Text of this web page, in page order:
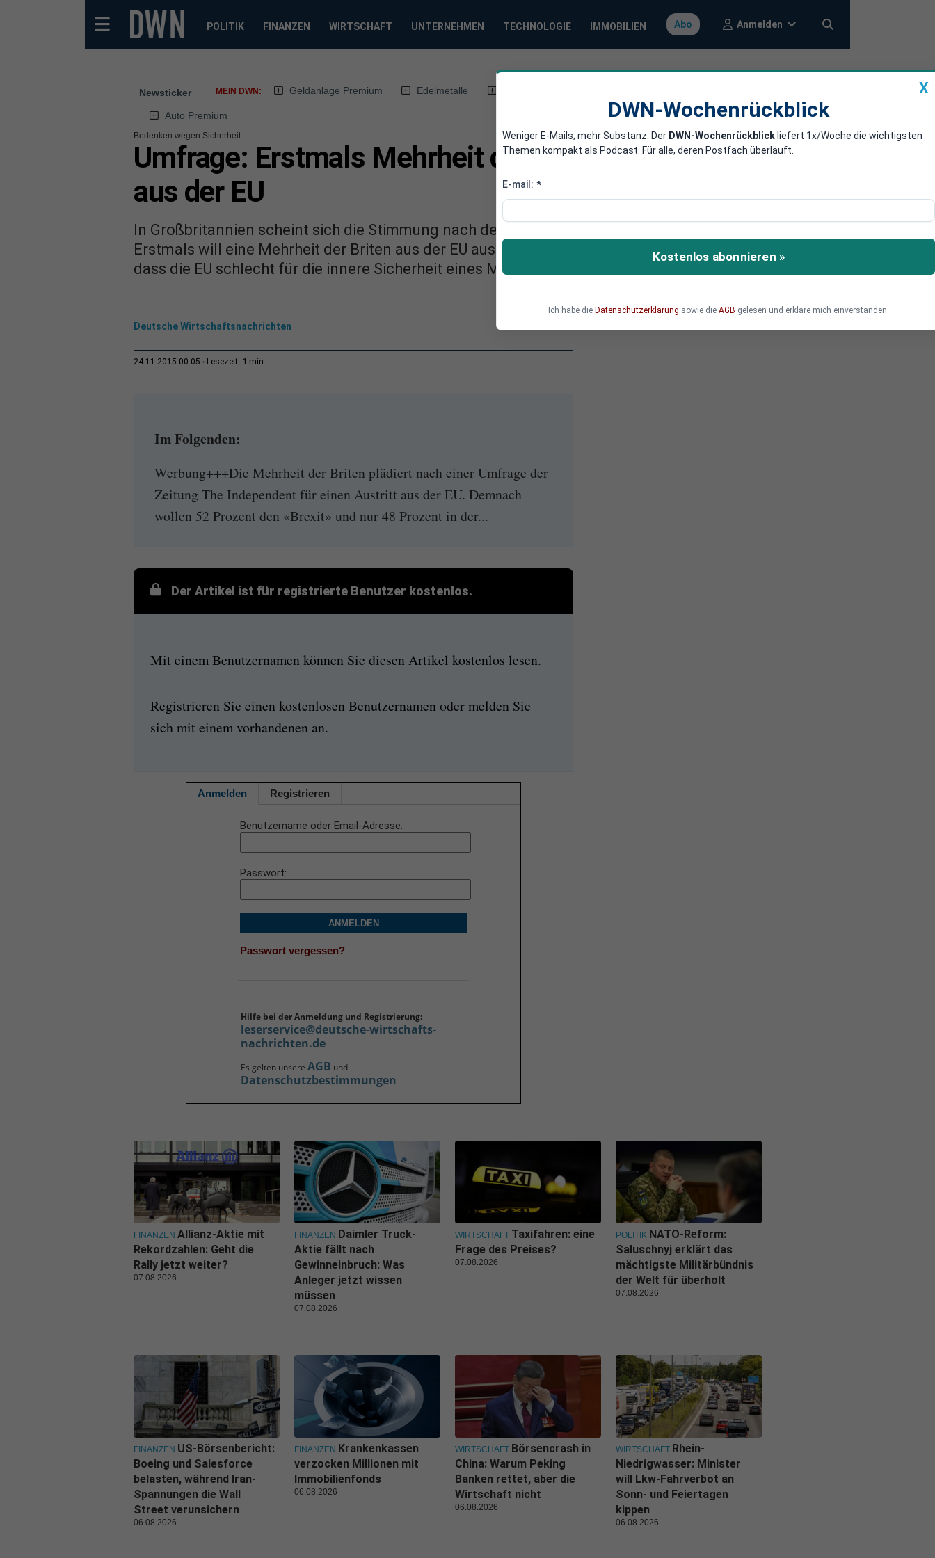
POLITIK FINANZEN WIRTSCHAFT UNTERNEHMEN TECHNOLOGIE IMMOBILIEN Abo Anmelden
Newsticker MEIN DWN: Geldanlage Premium Edelmetalle
Auto Premium
Bedenken wegen Sicherheit
Umfrage: Erstmals Mehrheit der Briten für Austritt
aus der EU
In Großbritannien scheint sich die Stimmung nach dem Terror in Paris gedreht zu haben:
Erstmals will eine Mehrheit der Briten aus der EU austreten - vermutlich, weil sie davon ausgehen,
dass die EU schlecht für die innere Sicherheit eines Mitgliedslandes ist.
Deutsche Wirtschaftsnachrichten
24.11.2015 00:05 Lesezeit: 1 min
Im Folgenden:
Werbung+++Die Mehrheit der Briten plädiert nach einer Umfrage der
Zeitung The Independent für einen Austritt aus der EU. Demnach
wollen 52 Prozent den «Brexit» und nur 48 Prozent in der...
Der Artikel ist für registrierte Benutzer kostenlos.
Mit einem Benutzernamen können Sie diesen Artikel kostenlos lesen.
Registrieren Sie einen kostenlosen Benutzernamen oder melden Sie
sich mit einem vorhandenen an.
Anmelden Registrieren
Benutzername oder Email-Adresse
Passwort
ANMELDEN
Passwort vergessen?
Hilfe bei der Anmeldung und Registrierung:
leserservice@deutsche-wirtschafts-
nachrichten.de
Es gelten unsere AGB und
Datenschutzbestimmungen
X
DWN-Wochenrückblick
Weniger E-Mails, mehr Substanz: Der DWN-Wochenrückblick liefert 1x/Woche die wichtigsten
Themen kompakt als Podcast. Für alle, deren Postfach überläuft.
E-mail: *
Kostenlos abonnieren »
Ich habe die Datenschutzerklärung sowie die AGB gelesen und erkläre mich einverstanden.
FINANZEN Allianz-Aktie mit
Rekordzahlen: Geht die
Rally jetzt weiter?
07.08.2026
FINANZEN Daimler Truck-
Aktie fällt nach
Gewinneinbruch: Was
Anleger jetzt wissen
müssen
07.08.2026
WIRTSCHAFT Taxifahren: eine
Frage des Preises?
07.08.2026
POLITIK NATO-Reform:
Saluschnyj erklärt das
mächtigste Militärbündnis
der Welt für überholt
07.08.2026
FINANZEN US-Börsenbericht:
Boeing und Salesforce
belasten, während Iran-
Spannungen die Wall
Street verunsichern
06.08.2026
FINANZEN Krankenkassen
verzocken Millionen mit
Immobilienfonds
06.08.2026
WIRTSCHAFT Börsencrash in
China: Warum Peking
Banken rettet, aber die
Wirtschaft nicht
06.08.2026
WIRTSCHAFT Rhein-
Niedrigwasser: Minister
will Lkw-Fahrverbot an
Sonn- und Feiertagen
kippen
06.08.2026